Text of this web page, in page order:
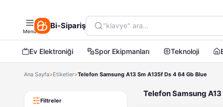
ASPİRATÖR
CD-DVD KILIF VE ÇANTASI
ÇELİK RADYATÖRLER
CEP TELEFONLARI
Çocuk Havuzları
ÇOCUK TAKİP SAATİ
ÇOCUK/OYUN ÇADIRLARI
Deniz Malzemeleri
Menü
Bi-Sipariş
Ev Elektroniği Spor Ekipmanları Teknoloji
Ana Sayfa>Etiketler>Telefon Samsung A13 Sm A135f Ds 4 64 Gb Blue
Filtreler
Telefon Samsung